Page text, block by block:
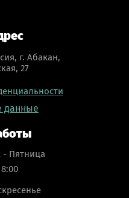
г. Абакан,
27
данные
- Пятница